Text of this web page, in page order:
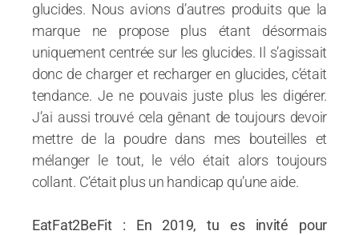
glucides. Nous avions d’autres produits que la
marque ne propose plus étant désormais
uniquement centrée sur les glucides. Il s’agissait
donc de charger et recharger en glucides, c’était
tendance. Je ne pouvais juste plus les digérer.
J’ai aussi trouvé cela gênant de toujours devoir
mettre de la poudre dans mes bouteilles et
mélanger le tout, le vélo était alors toujours
collant. C’était plus un handicap qu’une aide.
EatFat2BeFit : En 2019, tu es invité pour